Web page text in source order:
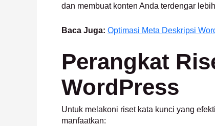
dan membuat konten Anda terdengar
Baca Juga: Optimasi Meta Deskripsi
Perangkat
WordPress
Untuk melakoni riset kata kunci yang
manfaatkan: